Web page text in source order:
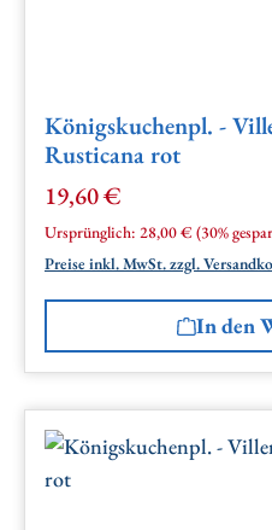
Königskuchenpl. -
Rusticana rot
Verkaufspreis:
19,60 €
Ursprünglich: Regulärer Preis:
28,00 €(30%
Preise inkl. MwSt. zzgl.
In den